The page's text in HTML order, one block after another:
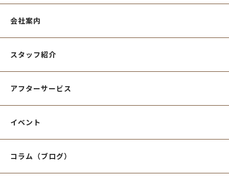
会社案内
スタッフ紹介
アフターサービス
イベント
コラム（ブログ）